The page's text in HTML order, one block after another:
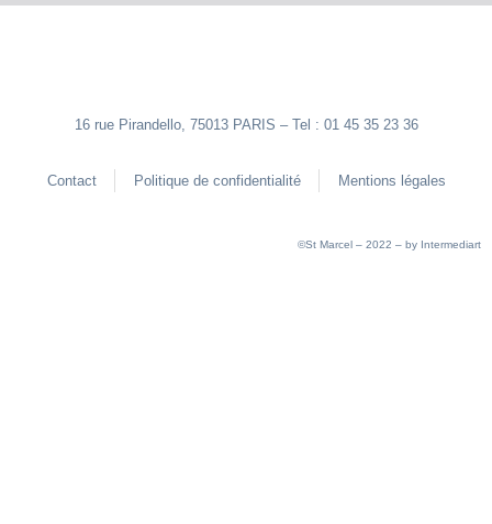
16 rue Pirandello, 75013 PARIS – Tel : 01 45 35 23 36
Contact Politique de confidentialité Mentions légales
©St Marcel – 2022 – by Intermediart